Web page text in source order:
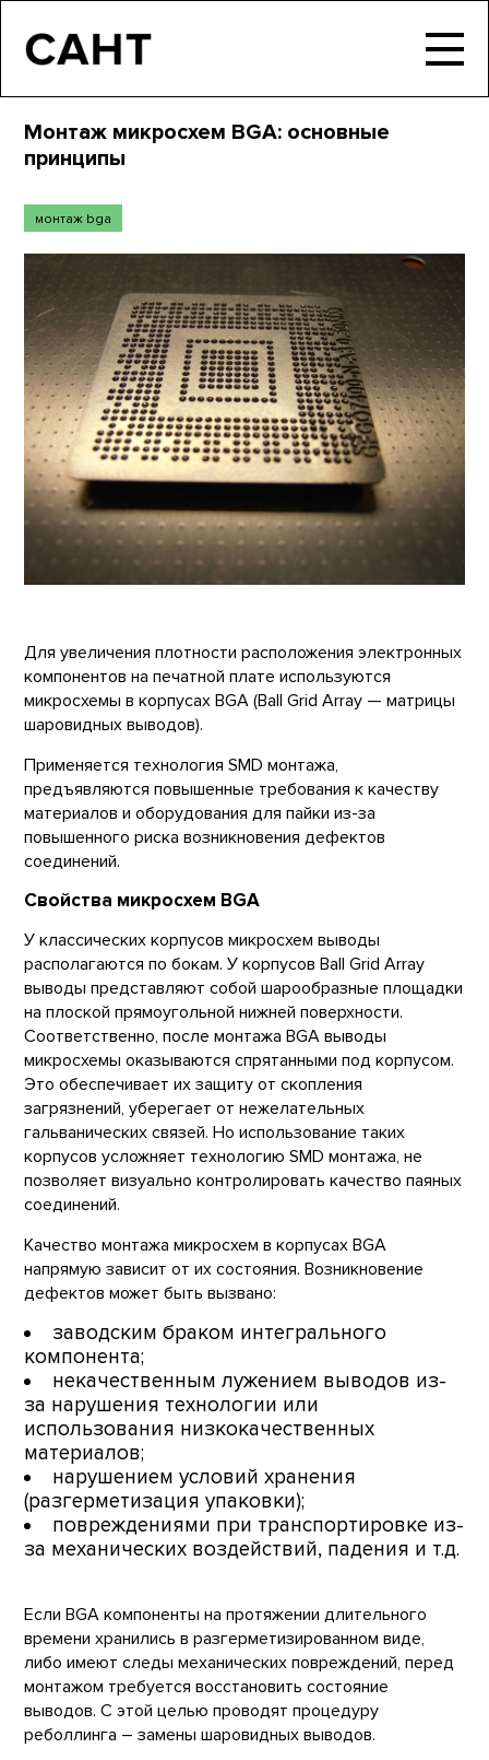
Монтаж микросхем BGA: основные
принципы
монтаж bga
Для увеличения плотности расположения электронных
компонентов на печатной плате используются
микросхемы в корпусах BGA (Ball Grid Array — матрицы
шаровидных выводов).
Применяется технология SMD монтажа,
предъявляются повышенные требования к качеству
материалов и оборудования для пайки из-за
повышенного риска возникновения дефектов
соединений.
Свойства микросхем BGA
У классических корпусов микросхем выводы
располагаются по бокам. У корпусов Ball Grid Array
выводы представляют собой шарообразные площадки
на плоской прямоугольной нижней поверхности.
Соответственно, после монтажа BGA выводы
микросхемы оказываются спрятанными под корпусом.
Это обеспечивает их защиту от скопления
загрязнений, уберегает от нежелательных
гальванических связей. Но использование таких
корпусов усложняет технологию SMD монтажа, не
позволяет визуально контролировать качество паяных
соединений.
Качество монтажа микросхем в корпусах BGA
напрямую зависит от их состояния. Возникновение
дефектов может быть вызвано:
заводским браком интегрального
компонента;
некачественным лужением выводов из-
за нарушения технологии или
использования низкокачественных
материалов;
нарушением условий хранения
(разгерметизация упаковки);
повреждениями при транспортировке из-
за механических воздействий, падения и т.д.
Если BGA компоненты на протяжении длительного
времени хранились в разгерметизированном виде,
либо имеют следы механических повреждений, перед
монтажом требуется восстановить состояние
выводов. С этой целью проводят процедуру
реболлинга – замены шаровидных выводов.